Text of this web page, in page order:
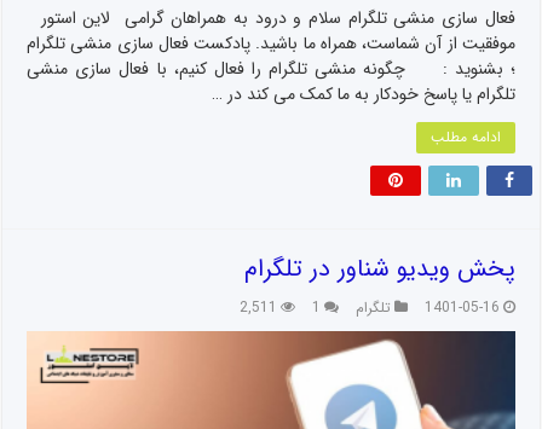
فعال سازی منشی تلگرام سلام و درود به همراهان گرامی لاین استور
موفقیت از آن شماست، همراه ما باشید. پادکست فعال سازی منشی تلگرام
؛ بشنوید : چگونه منشی تلگرام را فعال کنیم، با فعال سازی منشی
تلگرام یا پاسخ خودکار به ما کمک می کند در …
ادامه مطلب
پخش ویدیو شناور در تلگرام
1401-05-16 تلگرام 1
2,511